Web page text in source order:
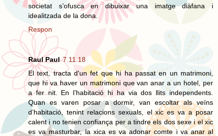
societat s’ofusca en dibuixar una imatge diàfana i
idealitzada de la dona.
Respon
Raul Paul 7.11.18
El text, tracta d'un fet que hi ha passat en un matrimoni,
que hi va haver un matrimoni que van anar a un hotel, per
a fer nit. En l’habitació hi ha via dos llits independents.
Quan es varen posar a dormir, van escoltar als veïns
d’habitació, tenint relacions sexuals, el xic es va a posar
calent i no tenien confiança per a tindre els dos sexe i el xic
es va masturbar, la xica es va adonar comte i va anar al